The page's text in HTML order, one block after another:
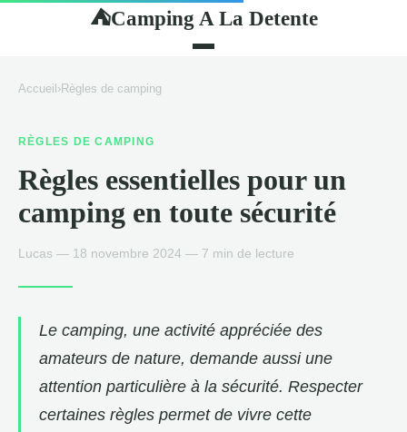
⛺Camping A La Detente
Accueil ›Règles de camping
RÈGLES DE CAMPING
Règles essentielles pour un
camping en toute sécurité
Lucas — 18 novembre 2024 — 7 min de lecture
Le camping, une activité appréciée des
amateurs de nature, demande aussi une
attention particulière à la sécurité. Respecter
certaines règles permet de vivre cette